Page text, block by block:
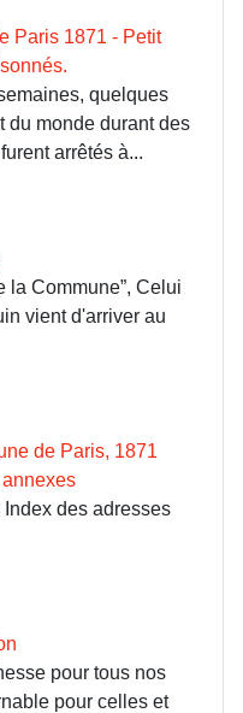
Paris 1871 - Petit
quelques
du monde durant des
arrêtés à...
la Commune”, Celui
vient d'arriver au
de Paris, 1871
Index des adresses
pour tous nos
pour celles et